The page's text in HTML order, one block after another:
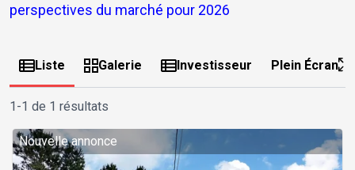
perspectives du marché pour 2026
Liste Galerie Investisseur Plein Écran
1-1 de 1 résultats
Nouvelle annonce